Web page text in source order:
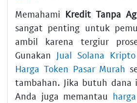
Memahami Kredit Tanpa
sangat penting untuk
ambil karena tergiur
Gunakan Jual Solana
Harga Token Pasar Murah
tambahan. Jika butuh dana
Anda juga memantau